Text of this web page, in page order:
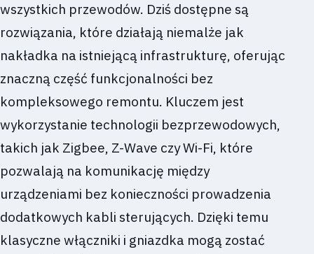
wszystkich przewodów. Dziś dostępne są
rozwiązania, które działają niemalże jak
nakładka na istniejącą infrastrukturę, oferując
znaczną część funkcjonalności bez
kompleksowego remontu. Kluczem jest
wykorzystanie technologii bezprzewodowych,
takich jak Zigbee, Z-Wave czy Wi-Fi, które
pozwalają na komunikację między
urządzeniami bez konieczności prowadzenia
dodatkowych kabli sterujących. Dzięki temu
klasyczne włączniki i gniazdka mogą zostać